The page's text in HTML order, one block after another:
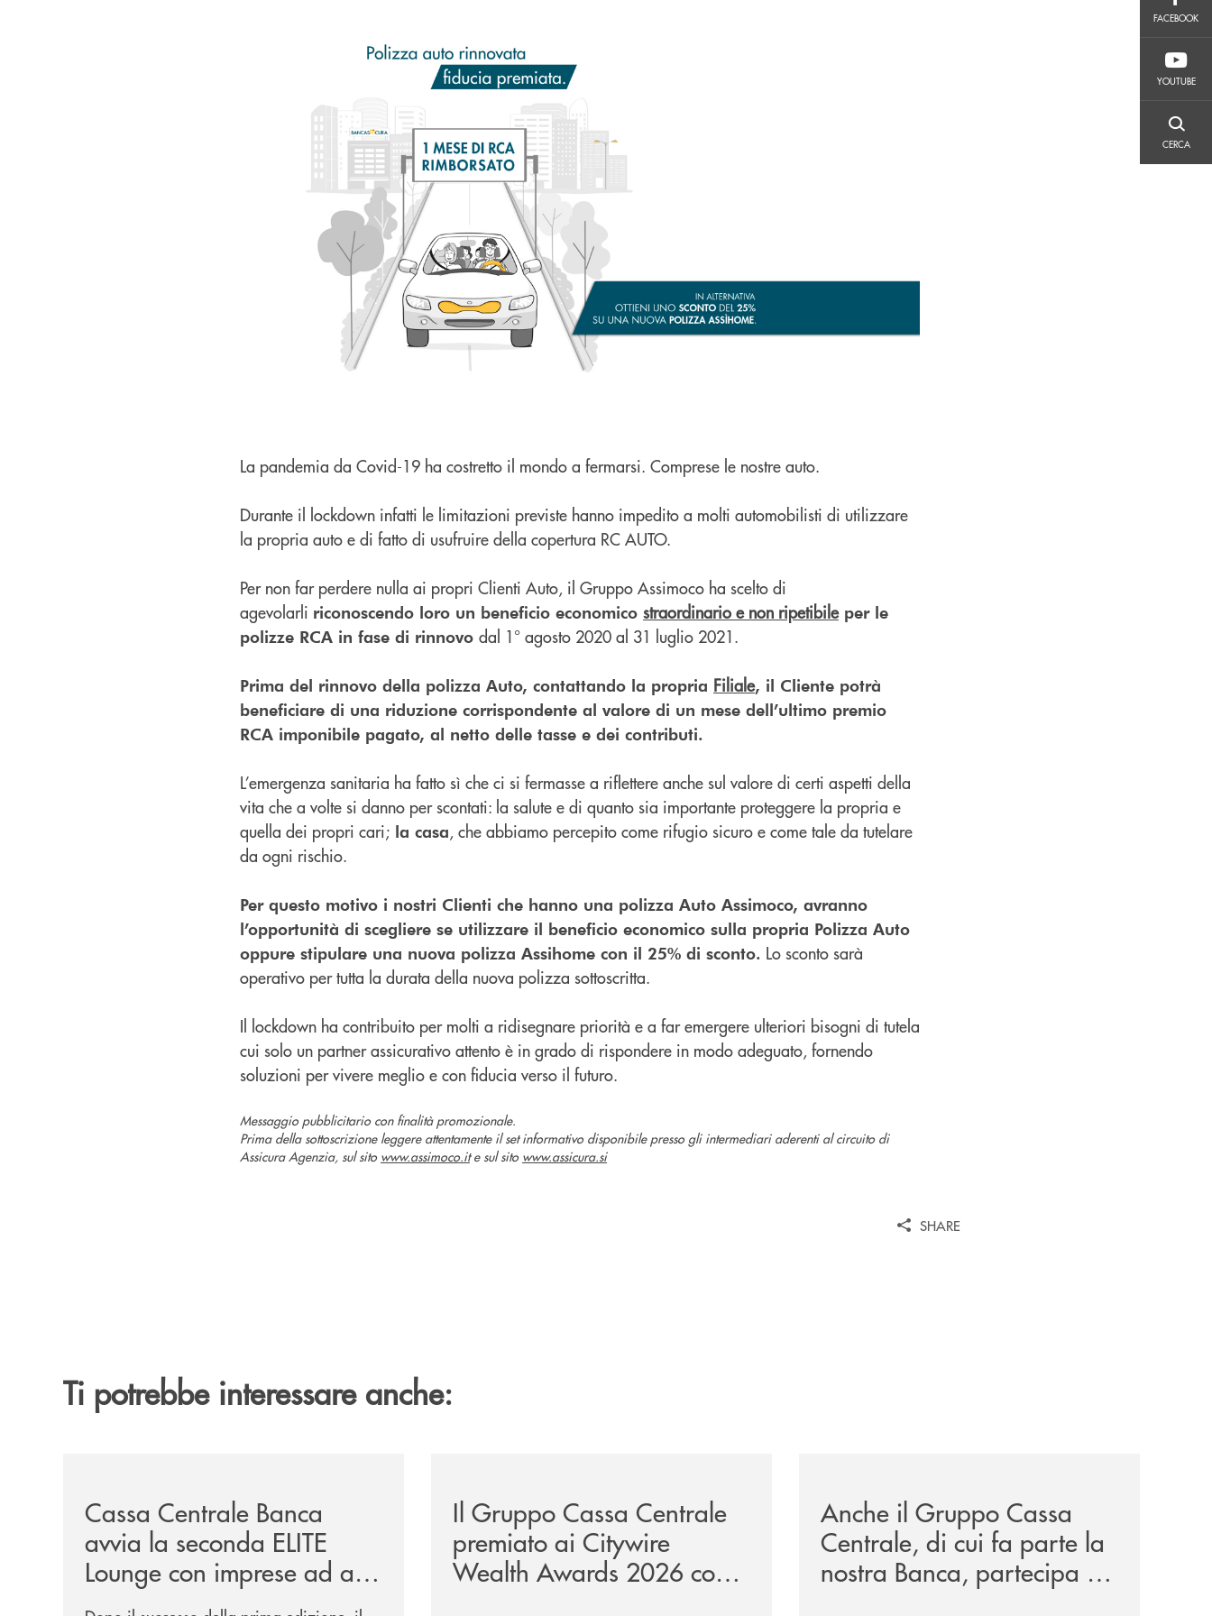
FACEBOOK
YOUTUBE
CERCA
La pandemia da Covid-19 ha costretto il mondo a fermarsi. Comprese le nostre auto.
Durante il lockdown infatti le limitazioni previste hanno impedito a molti automobilisti di utilizzare
la propria auto e di fatto di usufruire della copertura RC AUTO.
Per non far perdere nulla ai propri Clienti Auto, il Gruppo Assimoco ha scelto di
agevolarli riconoscendo loro un beneficio economico straordinario e non ripetibileper le
polizze RCA in fase di rinnovo dal 1° agosto 2020 al 31 luglio 2021.
Prima del rinnovo della polizza Auto, contattando la propria Filiale, il Cliente potrà
beneficiare di una riduzione corrispondente al valore di un mese dell’ultimo premio
RCA imponibile pagato, al netto delle tasse e dei contributi.
L’emergenza sanitaria ha fatto sì che ci si fermasse a riflettere anche sul valore di certi aspetti della
vita che a volte si danno per scontati: la salute e di quanto sia importante proteggere la propria e
quella dei propri cari; la casa, che abbiamo percepito come rifugio sicuro e come tale da tutelare
da ogni rischio.
Per questo motivo i nostri Clienti che hanno una polizza Auto Assimoco, avranno
l’opportunità di scegliere se utilizzare il beneficio economico sulla propria Polizza Auto
oppure stipulare una nuova polizza Assihome con il 25% di sconto. Lo sconto sarà
operativo per tutta la durata della nuova polizza sottoscritta.
Il lockdown ha contribuito per molti a ridisegnare priorità e a far emergere ulteriori bisogni di tutela
cui solo un partner assicurativo attento è in grado di rispondere in modo adeguato, fornendo
soluzioni per vivere meglio e con fiducia verso il futuro.
Messaggio pubblicitario con finalità promozionale.
Prima della sottoscrizione leggere attentamente il set informativo disponibile presso gli intermediari aderenti al circuito di
Assicura Agenzia, sul sito www.assimoco.ite sul sito www.assicura.si
SHARE
Ti potrebbe interessare anche:
Cassa Centrale Banca
avvia la seconda ELITE
Lounge con imprese ad alto
potenziale
Il Gruppo Cassa Centrale
premiato ai Citywire
Wealth Awards 2026 come
Anche il Gruppo Cassa
Centrale, di cui fa parte la
nostra Banca, partecipa a
EUR.BANK, il progetto di